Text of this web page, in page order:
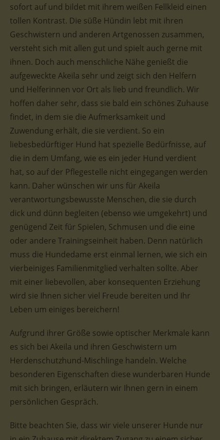
sofort auf und bildet mit ihrem weißen Fellkleid einen
tollen Kontrast. Die süße Hündin lebt mit ihren
Geschwistern und anderen Artgenossen zusammen,
versteht sich mit allen gut und spielt auch gerne mit
ihnen. Doch auch menschliche Nähe genießt die
aufgeweckte Akeila sehr und zeigt sich den Helfern
und Helferinnen vor Ort als lieb und freundlich. Wir
hoffen daher sehr, dass sie bald ein schönes Zuhause
findet, in dem sie die Aufmerksamkeit und
Zuwendung erhält, die sie verdient. So ein
liebesbedürftiger Hund hat spezielle Bedürfnisse, auf
die in dem Umfang, wie es ein jeder Hund verdient
hat, so auf der Pflegestelle nicht eingegangen werden
kann. Daher wünschen wir uns für Akeila
verantwortungsbewusste Menschen, die sie durch
dick und dünn begleiten (ebenso wie umgekehrt) und
genügend Zeit für Spielen, Schmusen und die eine
oder andere Trainingseinheit haben. Denn natürlich
muss die Hundedame erst einmal lernen, wie sich ein
vierbeiniges Familienmitglied verhalten sollte. Aber
mit einer liebevollen, aber konsequenten Erziehung
wird sie Ihnen sicher viel Freude bereiten und Ihr
Leben um einiges bereichern!
Aufgrund ihrer Größe sowie optischer Merkmale kann
es sich bei Akeila und ihren Geschwistern um
Herdenschutzhund-Mischlinge handeln. Welche
besonderen Eigenschaften diese wunderbaren Hunde
mit sich bringen, erläutern wir Ihnen gern in einem
persönlichen Gespräch.
Bitte beachten Sie, dass wir viele unserer Hunde nur